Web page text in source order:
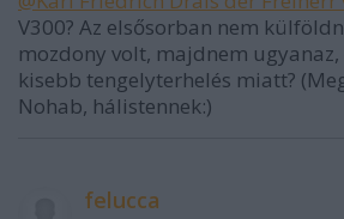
V300? Az elsősorban nem
mozdony volt, majdnem
kisebb tengelyterhelés miatt?
Nohab, hálistennek:)
felucca